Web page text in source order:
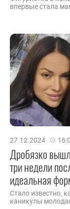
впервые стала
27.12.2024
Дробязко
три недели
идеальная
Стало известно,
каникулы